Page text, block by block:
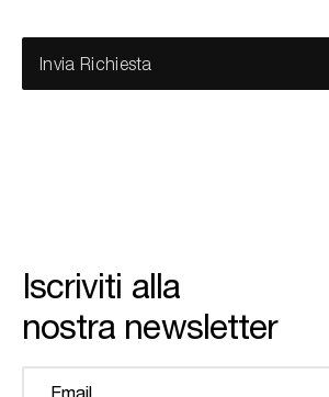
Invia Richiesta
Iscriviti alla
nostra newsletter